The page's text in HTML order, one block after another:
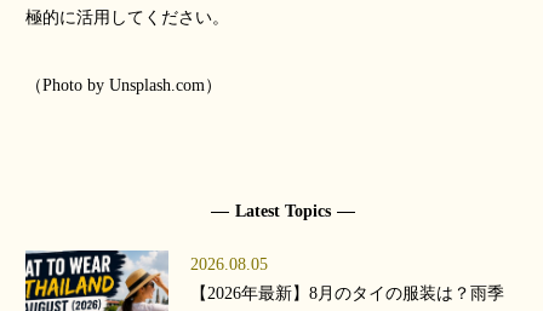
極的に活用してください。
（Photo by Unsplash.com）
Latest Topics
2026.08.05
【2026年最新】8月のタイの服装は？雨季